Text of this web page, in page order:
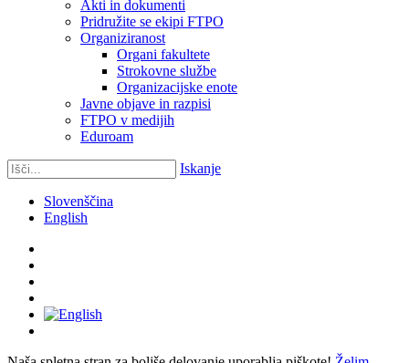
Akti in dokumenti
Pridružite se ekipi FTPO
Organiziranost
Organi fakultete
Strokovne službe
Organizacijske enote
Javne objave in razpisi
FTPO v medijih
Eduroam
Iskanje
Slovenščina
English